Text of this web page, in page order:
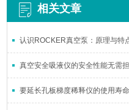
相关文章
认识ROCKER真空泵：原理与特
真空安全吸液仪的安全性能无需
要延长孔板梯度稀释仪的使用寿